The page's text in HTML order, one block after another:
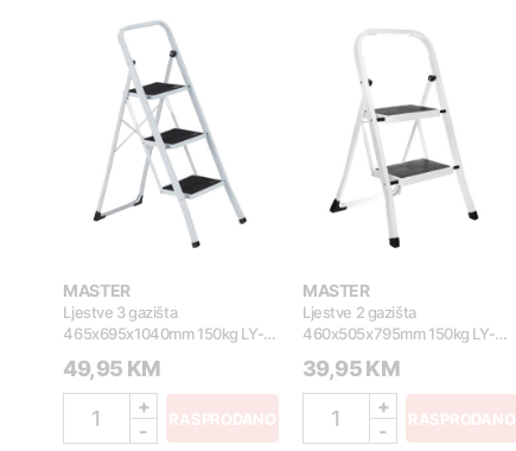
MASTER
Ljestve 3 gazišta
465x695x1040mm 150kg LY-
49,95 KM
1
+
-
RASPRODANO
MASTER
Ljestve 2 gazišta
460x505x795mm 150kg LY-
39,95 KM
1
+
-
RASPRODANO